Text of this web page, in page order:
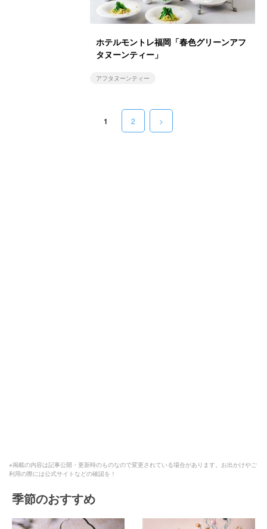
ホテルモントレ福岡「春色グリーンアフ
タヌーンティー」
アフタヌーンティー
1 2 >
※掲載の内容は記事公開・更新時のものなので変更されている場合があります。お出かけやご
利用の際には公式サイトなどの確認を！
季節のおすすめ